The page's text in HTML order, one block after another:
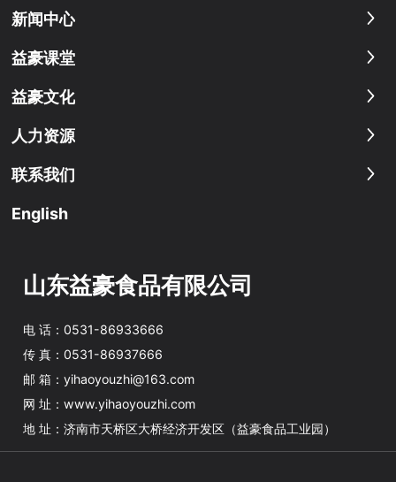
新闻中心
益豪课堂
益豪文化
人力资源
联系我们
English
山东益豪食品有限公司
电 话：0531-86933666
传 真：0531-86937666
邮 箱：yihaoyouzhi@163.com
网 址：www.yihaoyouzhi.com
地 址：济南市天桥区大桥经济开发区（益豪食品工业园）